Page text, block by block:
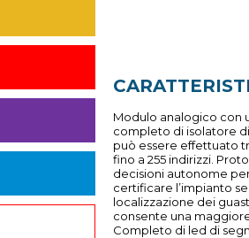
Modulo analogico con
completo di isolatore
può essere effettuato
fino a 255 indirizzi.
decisioni autonome
certificare l’impianto
localizzazione dei
consente una
Completo di led di